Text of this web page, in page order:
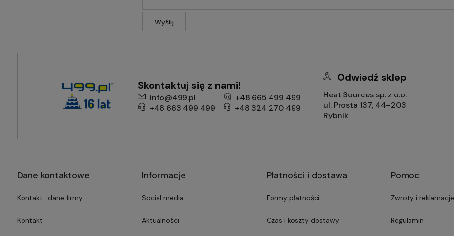
Wyślij
Skontaktuj się z nami!
info@499.pl
+48 665 499 499
+48 663 499 499
+48 324 270 499
Odwiedź sklep
Heat Sources sp. z o.o.
ul. Prosta 137, 44–203
Rybnik
Dane kontaktowe
Kontakt i dane firmy
Kontakt
Informacje
Social media
Aktualności
Płatności i dostawa
Formy płatności
Czas i koszty dostawy
Pomoc
Zwroty i reklamacje
Regulamin